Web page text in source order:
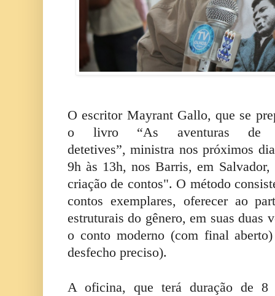
O escritor Mayrant Gallo, que se
o livro “As aventuras de
detetives”, ministra nos próximos
9h às 13h, nos Barris, em
criação de contos". O método
contos exemplares, oferecer ao
estruturais do gênero, em suas duas
o conto moderno (com final
desfecho preciso).
A oficina, que terá duração de 8